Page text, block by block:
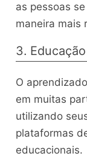
as pessoas
maneira mais
3. Educação
O
em muitas
utilizando
plataformas
educacionais.